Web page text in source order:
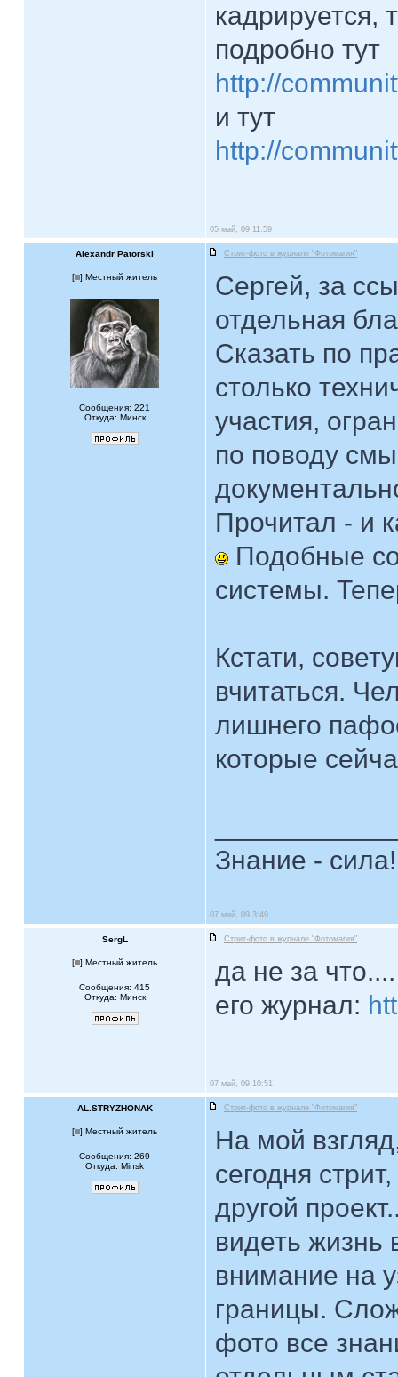
кадрируется,
подробно тут
http://
и тут
http://
05 май, 09 11:59
Alexandr Patorski Стрит-фото в журнале "Фотомагия"
[ ] Местный житель
Сообщения: 221
Откуда: Минск
Сергей, за
отдельная
Сказать по
столько
участия,
по поводу
Прочитал - и
Подобные
системы.
Кстати,
вчитаться.
лишнего
которые
Знание - сила!
07 май, 09 3:49
SergL Стрит-фото в журнале "Фотомагия"
[ ] Местный житель
Сообщения: 415
Откуда: Минск
да не за
его журнал:
07 май, 09 10:51
AL.STRYZHONAK Стрит-фото в журнале "Фотомагия"
[ ] Местный житель
Сообщения: 269
Откуда: Minsk
На мой
сегодня
другой
видеть жизнь
внимание на
границы.
фото все